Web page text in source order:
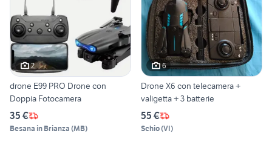
2
drone E99 PRO Drone con
Doppia Fotocamera
35 €
Besana in Brianza (MB)
6
Drone X6 con telecamera +
valigetta + 3 batterie
55 €
Schio(VI)